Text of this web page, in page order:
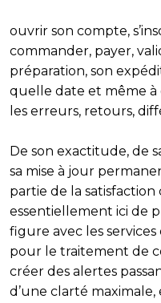
ouvrir son compte,
commander, payer,
préparation, son
quelle date et même à
les erreurs, retours,
De son exactitude, de
sa mise à jour
partie de la satisfaction
essentiellement ici de
figure avec les
pour le traitement de
créer des alertes
d’une clarté